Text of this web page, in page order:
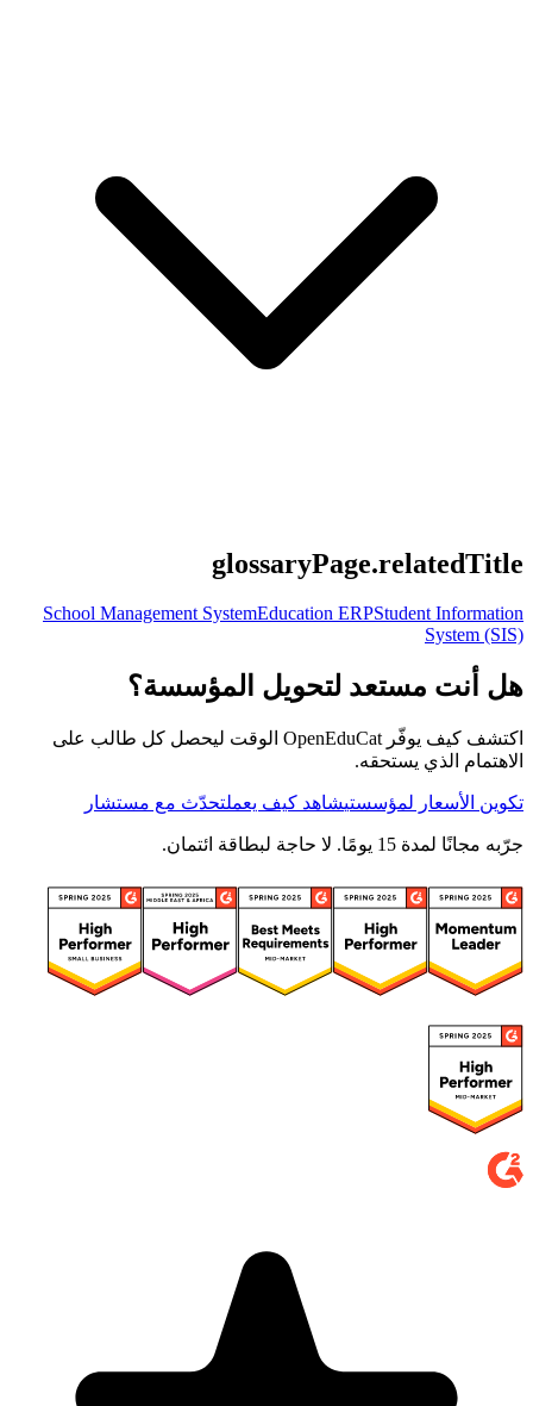
glossaryPage.relatedTitle
School Management SystemEducation ERPStudent Information
System (SIS)
هل أنت مستعد لتحويل المؤسسة؟
اكتشف كيف يوفّر OpenEduCat الوقت ليحصل كل طالب على
الاهتمام الذي يستحقه.
تكوين الأسعار لمؤسستيشاهد كيف يعملتحدّث مع مستشار
جرّبه مجانًا لمدة 15 يومًا. لا حاجة لبطاقة ائتمان.